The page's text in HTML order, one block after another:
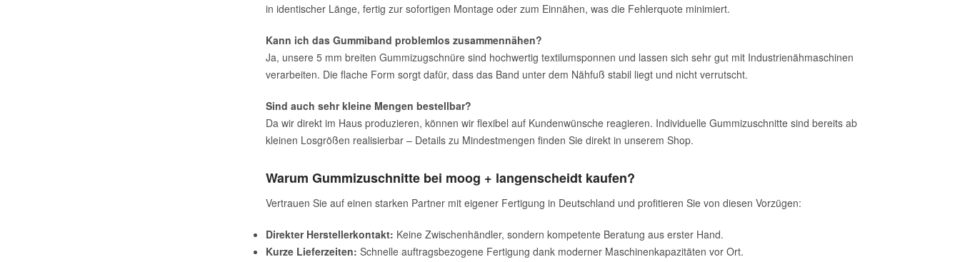
in identischer Länge, fertig zur sofortigen Montage oder zum Einnähen, was die Fehlerquote minimiert.
Kann ich das Gummiband problemlos zusammennähen?
Ja, unsere 5 mm breiten Gummizugschnüre sind hochwertig textilumsponnen und lassen sich sehr gut mit Industrienähmaschinen
verarbeiten. Die flache Form sorgt dafür, dass das Band unter dem Nähfuß stabil liegt und nicht verrutscht.
Sind auch sehr kleine Mengen bestellbar?
Da wir direkt im Haus produzieren, können wir flexibel auf Kundenwünsche reagieren. Individuelle Gummizuschnitte sind bereits ab
kleinen Losgrößen realisierbar – Details zu Mindestmengen finden Sie direkt in unserem Shop.
Warum Gummizuschnitte bei moog + langenscheidt kaufen?
Vertrauen Sie auf einen starken Partner mit eigener Fertigung in Deutschland und profitieren Sie von diesen Vorzügen:
Direkter Herstellerkontakt: Keine Zwischenhändler, sondern kompetente Beratung aus erster Hand.
Kurze Lieferzeiten: Schnelle auftragsbezogene Fertigung dank moderner Maschinenkapazitäten vor Ort.